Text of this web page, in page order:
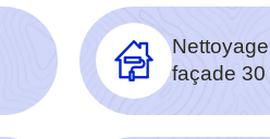
façade 30